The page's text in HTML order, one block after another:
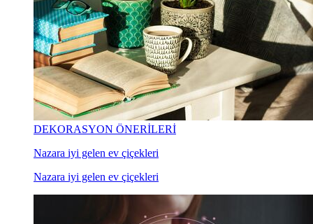
DEKORASYON ÖNERİLERİ
Nazara iyi gelen ev çiçekleri
Nazara iyi gelen ev çiçekleri